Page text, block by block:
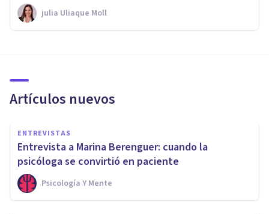
​julia Uliaque Moll
Artículos nuevos
ENTREVISTAS
Entrevista a Marina Berenguer: cuando la
psicóloga se convirtió en paciente
Psicología Y Mente